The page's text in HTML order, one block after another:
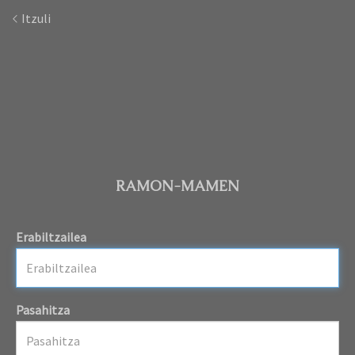
Itzuli
RAMON-MAMEN
Erabiltzailea
Pasahitza